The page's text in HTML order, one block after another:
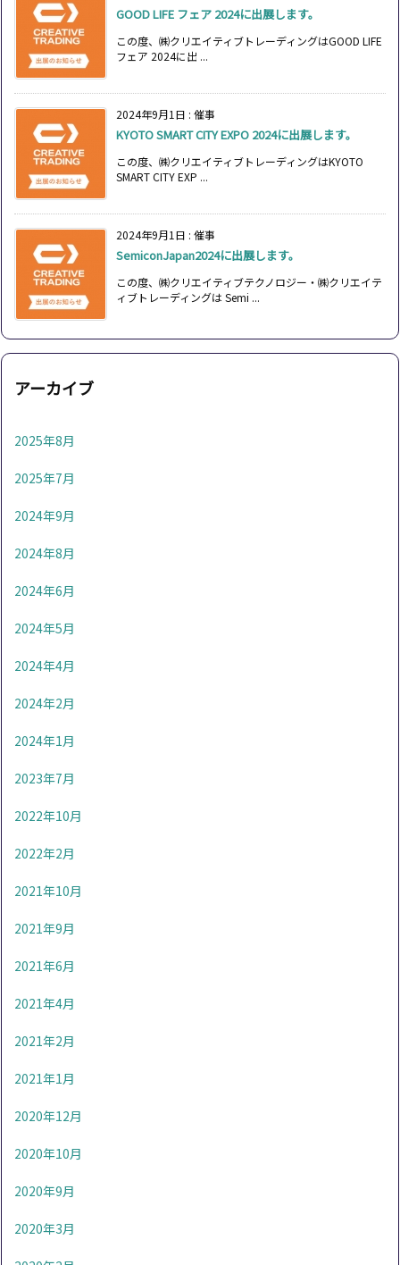
GOOD LIFE フェア 2024に出展します。
この度、㈱クリエイティブトレーディングはGOOD LIFE
フェア 2024に出 ...
2024年9月1日 : 催事
KYOTO SMART CITY EXPO 2024に出展します。
この度、㈱クリエイティブトレーディングはKYOTO
SMART CITY EXP ...
2024年9月1日 : 催事
SemiconJapan2024に出展します。
この度、㈱クリエイティブテクノロジー・㈱クリエイテ
ィブトレーディングは Semi ...
アーカイブ
2025年8月
2025年7月
2024年9月
2024年8月
2024年6月
2024年5月
2024年4月
2024年2月
2024年1月
2023年7月
2022年10月
2022年2月
2021年10月
2021年9月
2021年6月
2021年4月
2021年2月
2021年1月
2020年12月
2020年10月
2020年9月
2020年3月